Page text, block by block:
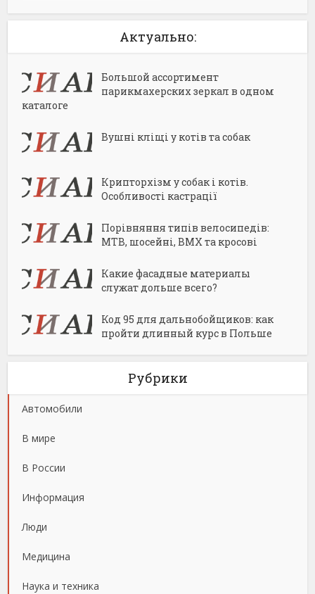
Актуально:
Большой ассортимент
парикмахерских зеркал в одном
каталоге
Вушні кліщі у котів та собак
Крипторхізм у собак і котів.
Особливості кастрації
Порівняння типів велосипедів:
MTB, шосейні, BMX та кросові
Какие фасадные материалы
служат дольше всего?
Код 95 для дальнобойщиков: как
пройти длинный курс в Польше
Рубрики
Автомобили
В мире
В России
Информация
Люди
Медицина
Наука и техника